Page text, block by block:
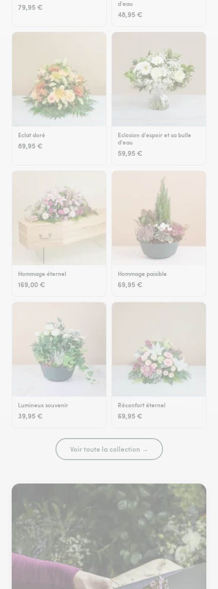
79,95 €
d'eau
48,95 €
Eclat doré
89,95 €
Eclosion d'espoir et sa bulle
d'eau
59,95 €
Hommage éternel
169,00 €
Hommage paisible
69,95 €
Lumineux souvenir
39,95 €
Réconfort éternel
69,95 €
Voir toute la collection →